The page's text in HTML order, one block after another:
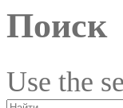
Поиск
Use the